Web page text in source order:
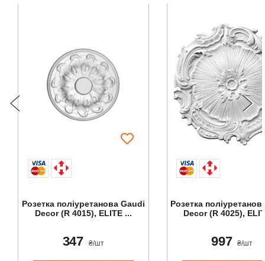
Розетка поліуретанова Gaudi
Decor (R 4015), ELITE ...
347 ₴/шт
Розетка
Decor (R 4025),
997 ₴/шт